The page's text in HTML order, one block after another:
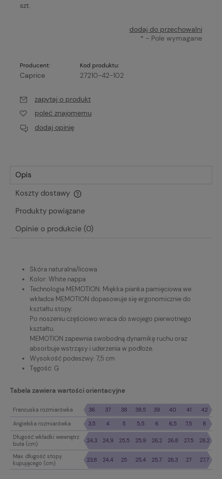
szt.
dodaj do przechowalni
* - Pole wymagane
Producent:
Caprice
Kod produktu:
27210-42-102
zapytaj o produkt
poleć znajomemu
dodaj opinię
Opis
Koszty dostawy
Cena nie zawiera ewentualnych kosztów płatności
Produkty powiązane
Opinie o produkcie (0)
Skóra naturalna/licowa
Kolor: White nappa
Technologia MEMOTION: Miękka pianka pamięciowa we
wkładce MEMOTION dopasowuje się ergonomicznie do
kształtu stopy.
Po noszeniu częściowo wraca do swojego pierwotnego
kształtu.
MEMOTION zapewnia swobodną dynamikę ruchu oraz
absorbuje wstrząsy i uderzenia w podłoże.
Wysokość podeszwy: 7,5 cm
Tęgość: G
Tabela zawiera wartości orientacyjne
Francuska rozmiarówka 36 37 38 38,5 39 40 41
42
Angielska rozmiarówka
3,5 4 5 5,5 6 6,5 7,5
8
Długość wkładki wewnątrz
buta (cm)
24,3 24,9 25,5 25,9 26,2 26,8 27,5 28,2
Max. długość stopy
kupującego (cm)
23,8 24,4 25 25,4 25,7 26,3 27 27,7